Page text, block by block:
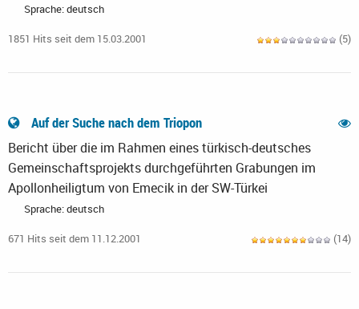
Sprache: deutsch
1851 Hits seit dem 15.03.2001 (5)
Auf der Suche nach dem Triopon
Bericht über die im Rahmen eines türkisch-deutsches
Gemeinschaftsprojekts durchgeführten Grabungen im
Apollonheiligtum von Emecik in der SW-Türkei
Sprache: deutsch
671 Hits seit dem 11.12.2001 (14)